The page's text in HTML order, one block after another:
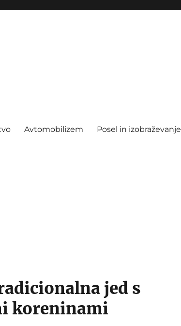
Avtomobilizem Posel in izobraževanje
jed s
koreninami